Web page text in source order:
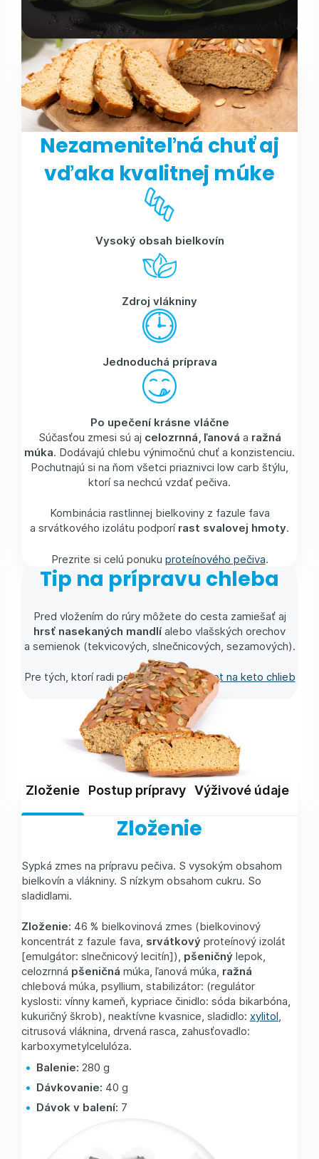
Nezameniteľná chuť aj
vďaka kvalitnej múke
Vysoký obsah bielkovín
Zdroj vlákniny
Jednoduchá príprava
Po upečení krásne vláčne
Súčasťou zmesi sú aj celozrnná, ľanová a ražná
múka. Dodávajú chlebu výnimočnú chuť a konzistenciu.
Pochutnajú si na ňom všetci priaznivci low carb štýlu,
ktorí sa nechcú vzdať pečiva.
Kombinácia rastlinnej bielkoviny z fazule fava
a srvátkového izolátu podporí rast svalovej hmoty.
Prezrite si celú ponuku proteínového pečiva.
Tip na prípravu chleba
Pred vložením do rúry môžete do cesta zamiešať aj
hrsť nasekaných mandlí alebo vlašských orechov
a semienok (tekvicových, slnečnicových, sezamových).
Pre tých, ktorí radi pečú, máme ajrecept na keto chlieb
a domácežemle.
Zloženie Postup prípravy Výživové údaje
Zloženie
Sypká zmes na prípravu pečiva. S vysokým obsahom
bielkovín a vlákniny. S nízkym obsahom cukru. So
sladidlami.
Zloženie: 46 % bielkovinová zmes (bielkovinový
koncentrát z fazule fava, srvátkový proteínový izolát
[emulgátor: slnečnicový lecitín]), pšeničný lepok,
celozrnná pšeničná múka, ľanová múka, ražná
chlebová múka, psyllium, stabilizátor: (regulátor
kyslosti: vínny kameň, kypriace činidlo: sóda bikarbóna,
kukuričný škrob), neaktívne kvasnice, sladidlo: xylitol,
citrusová vláknina, drvená rasca, zahusťovadlo:
karboxymetylcelulóza.
Balenie: 280 g
Dávkovanie: 40 g
Dávok v balení: 7